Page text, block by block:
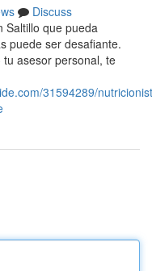
Discuss
Saltillo que pueda
puede ser desafiante.
asesor personal, te
31594289/